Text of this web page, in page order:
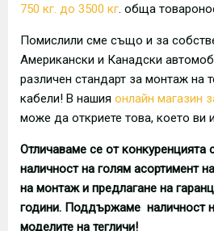
750 кг. до 3500 кг. обща
Помислили сме също и за
Американски и Канадски
различен стандарт за монтаж на
кабели! В нашия онлайн магазин
може да откриете това, което ви
Отличаваме се от конкуренцията
наличност на голям асортимент
на монтаж и предлагане на
години. Поддържаме наличност
моделите на тегличи!